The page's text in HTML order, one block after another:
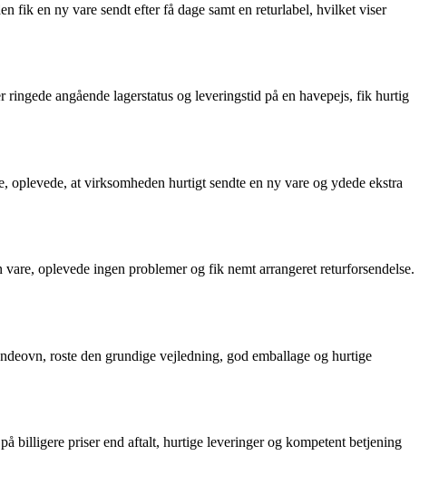
fik en ny vare sendt efter få dage samt en returlabel, hvilket viser
angående lagerstatus og leveringstid på en havepejs, fik hurtig
at virksomheden hurtigt sendte en ny vare og ydede ekstra
oplevede ingen problemer og fik nemt arrangeret returforsendelse.
roste den grundige vejledning, god emballage og hurtige
billigere priser end aftalt, hurtige leveringer og kompetent betjening